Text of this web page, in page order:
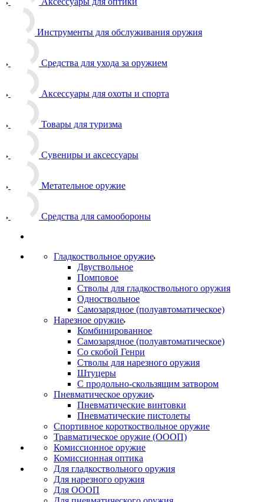
Инструменты для обслуживания оружия
Средства для ухода за оружием
Аксессуары для охоты и спорта
Товары для туризма
Сувениры и аксессуары
Метательное оружие
Средства для самообороны
Гладкоствольное оружие
Двуствольное
Помповое
Стволы для гладкоствольного оружия
Одноствольное
Самозарядное (полуавтоматическое)
Нарезное оружие
Комбинированное
Самозарядное (полуавтоматическое)
Со скобой Генри
Стволы для нарезного оружия
Штуцеры
С продольно-скользящим затвором
Пневматическое оружие
Пневматические винтовки
Пневматические пистолеты
Спортивное короткоствольное оружие
Травматическое оружие (ОООП)
Комиссионное оружие
Комиссионная оптика
Для гладкоствольного оружия
Для нарезного оружия
Для ОООП